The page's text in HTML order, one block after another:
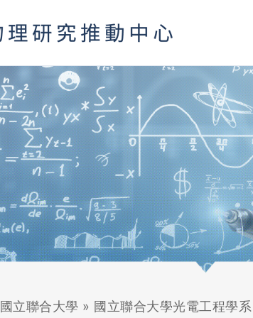
國立聯合大學 » 國立聯合大學光電工程學系